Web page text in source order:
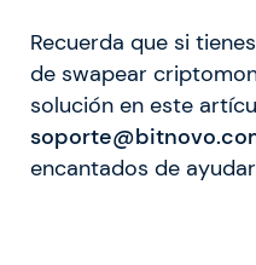
Recuerda que si
de swapear
solución en este
encantados de